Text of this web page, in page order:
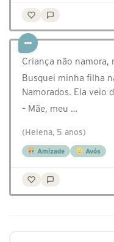
Criança não namora,
Busquei minha filha
Namorados. Ela veio
– Mãe, meu …
(Helena, 5 anos)
Amizade Avós